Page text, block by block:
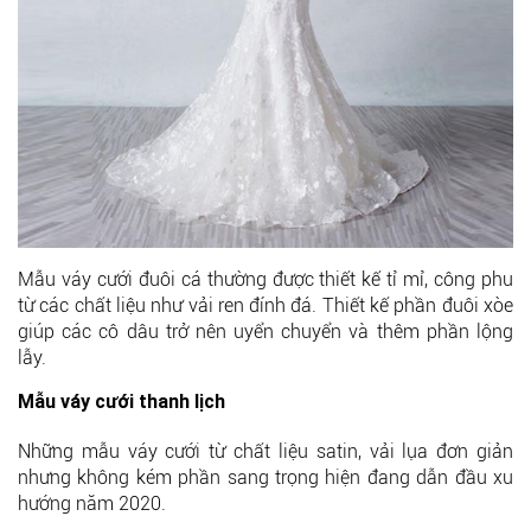
Mẫu váy cưới đuôi cá thường được thiết kế tỉ mỉ, công phu
từ các chất liệu như vải ren đính đá. Thiết kế phần đuôi xòe
giúp các cô dâu trở nên uyển chuyển và thêm phần lộng
lẫy.
Mẫu váy cưới thanh lịch
Những mẫu váy cưới từ chất liệu satin, vải lụa đơn giản
nhưng không kém phần sang trọng hiện đang dẫn đầu xu
hướng năm 2020.